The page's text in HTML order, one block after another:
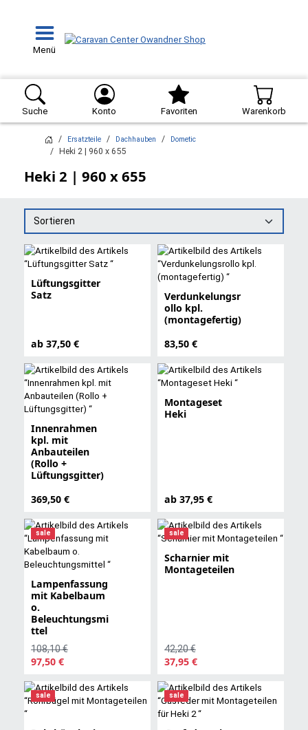
Menü
Suche Konto Favoriten Warenkorb
Ersatzteile Dachhauben Dometic
Heki 2 | 960 x 655
Heki 2 | 960 x 655
Sortieren
Lüftungsgitter
Satz
ab 37,50 €
Verdunkelungsr
ollo kpl.
(montagefertig)
83,50 €
Innenrahmen
kpl. mit
Anbauteilen
(Rollo +
Lüftungsgitter)
369,50 €
Montageset
Heki
ab 37,95 €
sale
Lampenfassung
mit Kabelbaum
o.
Beleuchtungsmi
ttel
108,10 €
97,50 €
sale
Scharnier mit
Montageteilen
42,20 €
37,95 €
sale sale